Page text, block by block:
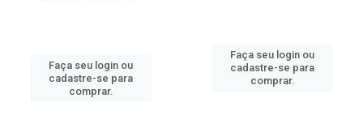
Faça seu login ou
cadastre-se para
comprar.
Faça seu login ou
cadastre-se para
comprar.